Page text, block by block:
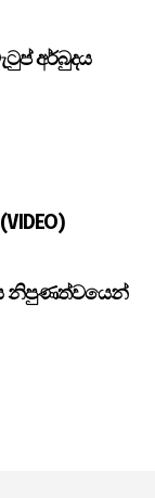
අර්බුදය
නිපුණත්වයෙන්